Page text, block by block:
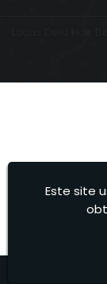
Este site